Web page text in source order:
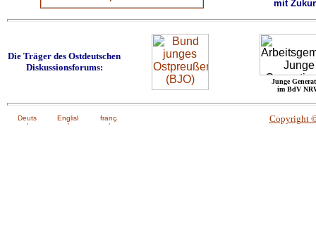
mit
Die Träger des Ostdeutschen
Diskussionsforums:
Junge
im BdV
Copyright